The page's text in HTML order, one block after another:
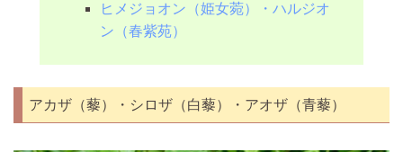
ヒメジョオン（姫女菀）・ハルジオ
ン（春紫苑）
アカザ（藜）・シロザ（白藜）・アオザ（青藜）